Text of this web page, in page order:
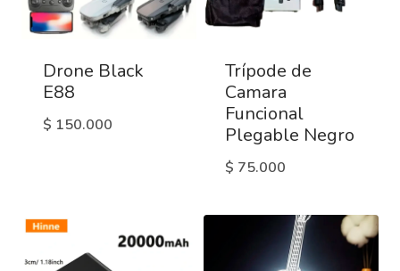
Drone Black
E88
$ 150.000
Trípode de
Camara
Funcional
Plegable Negro
$ 75.000